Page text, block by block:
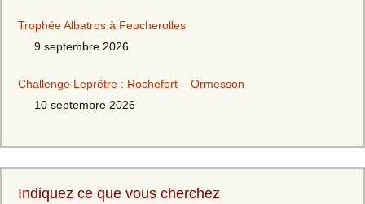
Trophée Albatros à Feucherolles
9 septembre 2026
Challenge Leprêtre : Rochefort – Ormesson
10 septembre 2026
Indiquez ce que vous cherchez